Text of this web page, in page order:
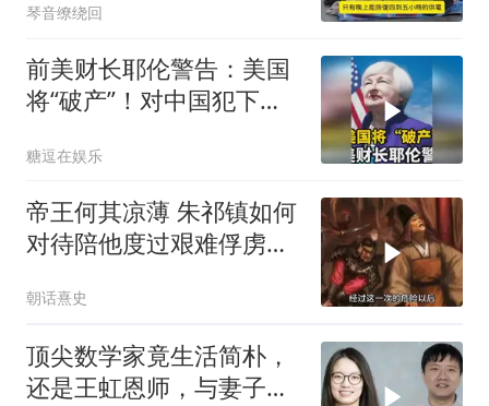
琴音缭绕回
前美财长耶伦警告：美国
将“破产”！对中国犯下两
糖逗在娱乐
帝王何其凉薄 朱祁镇如何
对待陪他度过艰难俘虏生
朝话熹史
顶尖数学家竟生活简朴，
还是王虹恩师，与妻子合